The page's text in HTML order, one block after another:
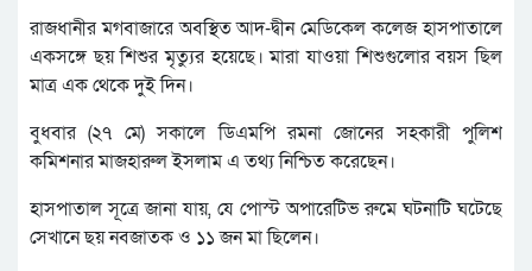
রাজধানীর মগবাজারে অবস্থিত আদ-দ্বীন মেডিকেল কলেজ হাসপাতালে
একসঙ্গে ছয় শিশুর মৃত্যুর হয়েছে। মারা যাওয়া শিশুগুলোর বয়স ছিল
মাত্র এক থেকে দুই দিন।
বুধবার (২৭ মে) সকালে ডিএমপি রমনা জোনের সহকারী পুলিশ
কমিশনার মাজহারুল ইসলাম এ তথ্য নিশ্চিত করেছেন।
হাসপাতাল সূত্রে জানা যায়, যে পোস্ট অপারেটিভ রুমে ঘটনাটি ঘটেছে
সেখানে ছয় নবজাতক ও ১১ জন মা ছিলেন।